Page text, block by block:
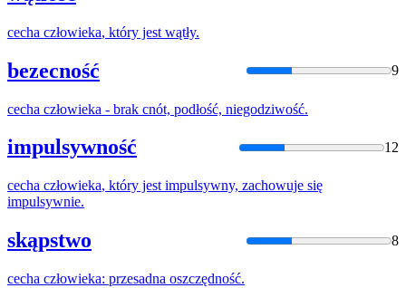
cecha człowieka, który jest wątły.
bezecność 9
cecha człowieka - brak cnót, podłość, niegodziwość.
impulsywność 12
cecha człowieka, który jest impulsywny, zachowuje się
impulsywnie.
skąpstwo 8
cecha człowieka: przesadna oszczędność.